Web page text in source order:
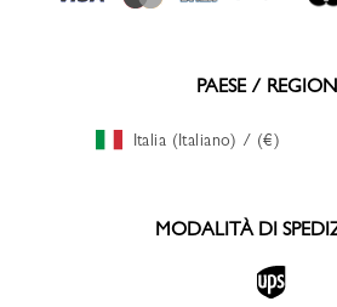
PAESE /
Italia (Italiano) / (€)
MODALITÀ DI